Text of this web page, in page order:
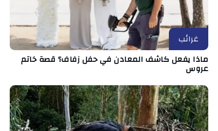
غرائب
ماذا يفعل كاشف المعادن في حفل زفاف؟ قصة خاتم
عروس